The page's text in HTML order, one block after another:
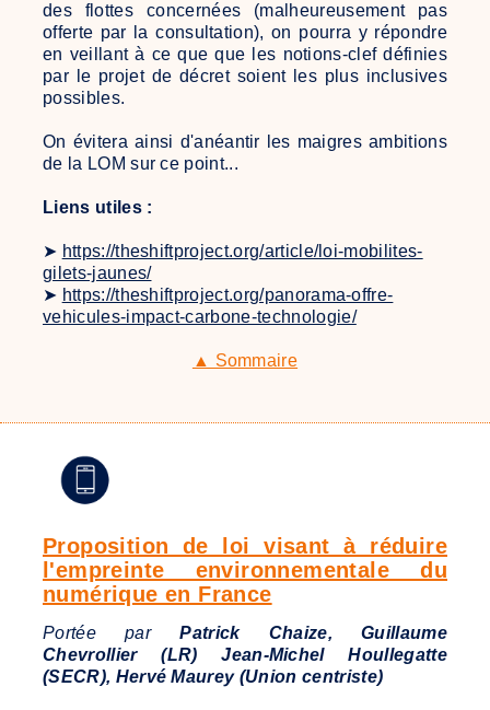
des flottes concernées (malheureusement pas
offerte par la consultation), on pourra y répondre
en veillant à ce que que les notions-clef définies
par le projet de décret soient les plus inclusives
possibles.
On évitera ainsi d'anéantir les maigres ambitions
de la LOM sur ce point...
Liens utiles :
➤ https://theshiftproject.org/article/loi-mobilites-
gilets-jaunes/
➤ https://theshiftproject.org/panorama-offre-
vehicules-impact-carbone-technologie/
▲ Sommaire
Proposition de loi visant à réduire
l'empreinte environnementale du
numérique en France
Portée parPatrick Chaize, Guillaume
Chevrollier (LR) Jean-Michel Houllegatte
(SECR), Hervé Maurey (Union centriste)